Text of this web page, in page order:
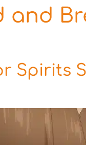
and
Spirits